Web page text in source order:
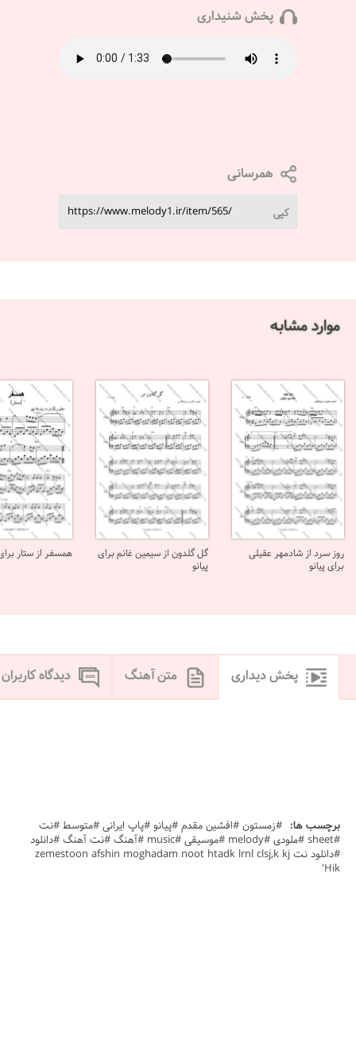
پخش شنیداری
همرسانی
کپی
موارد مشابه
روز سرد از شادمهر عقیلی
برای پیانو
گل گلدون از سیمین غانم برای
پیانو
همسفر از ستار
پخش دیداری متن آهنگ دیدگاه کاربران
برچسب ها: #زمستون #افشین مقدم #پیانو #پاپ ایرانی #متوسط #نت
#sheet #ملودی #melody #موسیقی #music #آهنگ #نت آهنگ #دانلود
#دانلود نت zemestoon afshin moghadam noot htadk lrnl clsj,k kj
Hik'